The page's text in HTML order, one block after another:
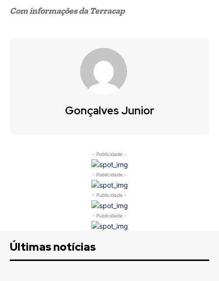
Com informações da Terracap
Gonçalves Junior
- Publicidade -
- Publicidade -
- Publicidade -
- Publicidade -
Últimas notícias